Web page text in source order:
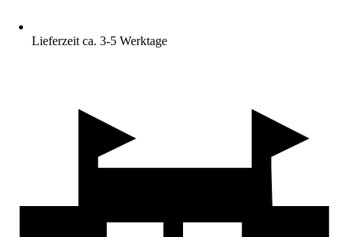
Lieferzeit ca. 3-5 Werktage